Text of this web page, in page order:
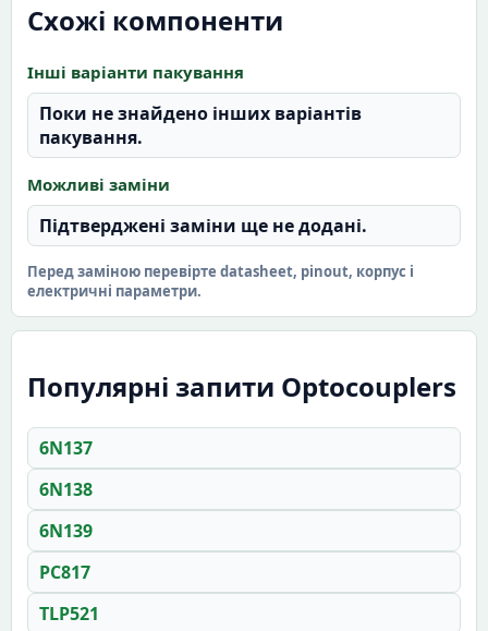
Схожі компоненти
Інші варіанти пакування
Поки не знайдено інших варіантів
пакування.
Можливі заміни
Підтверджені заміни ще не додані.
Перед заміною перевірте datasheet, pinout, корпус і
електричні параметри.
Популярні запити Optocouplers
6N137
6N138
6N139
PC817
TLP521